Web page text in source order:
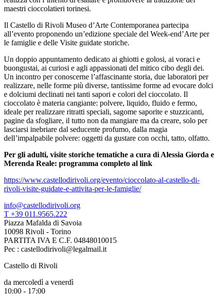
Organizza
il
tuo
evento
Amministrazione
trasparente
Whistleblowing
Sostieni
il
museo
maestri cioccolatieri torinesi.
Il Castello di Rivoli Museo d’Arte Contemporanea partecipa
all’evento proponendo un’edizione speciale del Week-end’Arte per
le famiglie e delle Visite guidate storiche.
Un doppio appuntamento dedicato ai ghiotti e golosi, ai voraci e
buongustai, ai curiosi e agli appassionati del mitico cibo degli dei.
Un incontro per conoscerne l’affascinante storia, due laboratori per
realizzare, nelle forme più diverse, tantissime forme ad evocare dolci
e dolciumi declinati nei tanti sapori e colori del cioccolato. Il
cioccolato è materia cangiante: polvere, liquido, fluido e fermo,
ideale per realizzare ritratti speciali, sagome saporite e stuzzicanti,
pagine da sfogliare, il tutto non da mangiare ma da creare, solo per
lasciarsi inebriare dal seducente profumo, dalla magia
dell’impalpabile polvere: oggetti da gustare con occhi, tatto, olfatto.
Per gli adulti, visite storiche tematiche a cura di Alessia Giorda e
Merenda Reale: programma completo al link
https://www.castellodirivoli.org/evento/cioccolato-al-castello-di-
rivoli-visite-guidate-e-attivita-per-le-famiglie/
info@castellodirivoli.org
T +39 011.9565.222
Piazza Mafalda di Savoia
10098 Rivoli - Torino
PARTITA IVA E C.F. 04848010015
Pec : castellodirivoli@legalmail.it
Castello di Rivoli
da mercoledì a venerdì
10:00 - 17:00